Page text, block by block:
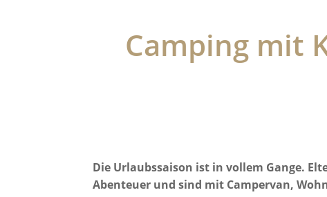
Camping mit
Die Urlaubssaison ist in vollem Gange.
Abenteuer und sind mit Campervan,